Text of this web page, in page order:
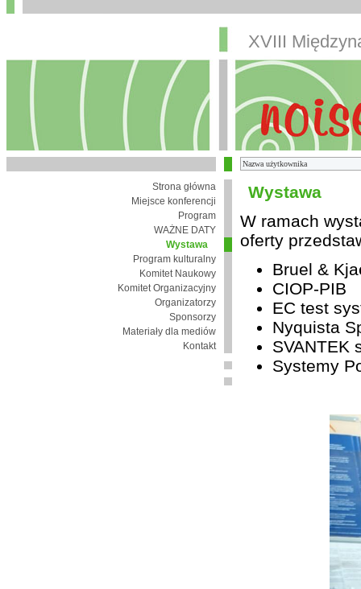
XVIII
Strona główna
Miejsce konferencji
Program
WAŻNE DATY
Wystawa
Program kulturalny
Komitet Naukowy
Komitet Organizacyjny
Organizatorzy
Sponsorzy
Materiały dla mediów
Kontakt
Wystawa
W ramach
oferty
Bruel &
CIOP-PIB
EC test
Nyquista
SVANTEK
Systemy